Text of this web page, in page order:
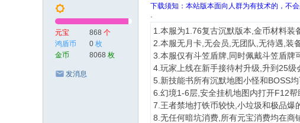
元宝 868 个
鸿盾币
0 枚
金币
8068 枚
发消息
下载须知：本站版本面向人群为有技术的，不
·
1.本服为1.76复古沉默版本,金币材料装
2.本服无月卡,无会员,无团队,无待遇,装
3.本服仅有斗笠盾牌,同时佩戴斗笠盾牌
4.玩家上线在新手接待村升级,升到25级
5.新技能书所有沉默地图小怪和BOSS
6.幻境1-6层,安全挂机地图内打开F12
7.王者禁地打铁币较快,小垃圾和极品爆
8.无任何暗坑消费,所有元宝消费均在商